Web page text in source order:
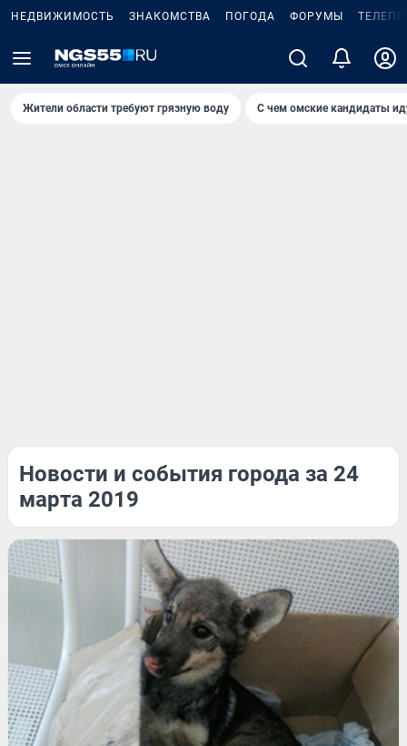
НЕДВИЖИМОСТЬ ЗНАКОМСТВА ПОГОДА ФОРУМЫ
Жители области требуют грязную воду С чем омские кандидаты
Новости и события города за 24
марта 2019